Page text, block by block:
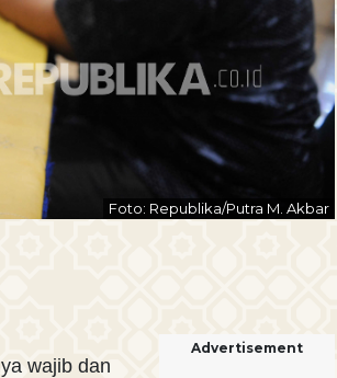
Foto: Republika/Putra M. Akbar
wajib dan
Advertisement